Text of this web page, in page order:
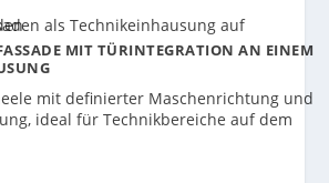
MIT TÜRINTEGRATION AN EINEM
mit definierter Maschenrichtung und
ideal für Technikbereiche auf dem